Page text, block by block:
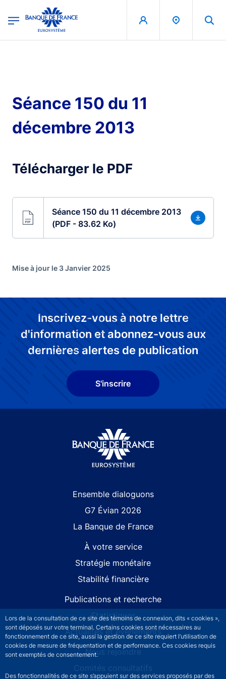
Lors de la consultation de ce site des témoins de connexion, dits « cookies »,
sont déposés sur votre terminal. Certains cookies sont nécessaires au
fonctionnement de ce site, aussi la gestion de ce site requiert l’utilisation de
cookies de mesure de fréquentation et de performance. Ces cookies requis
sont exemptés de consentement.
Des fonctionnalités de ce site s’appuient sur des services proposés par des
Banque de France - Menu Principal
Séance 150 du 11
décembre 2013
Télécharger le PDF
Séance 150 du 11 décembre 2013
(PDF - 83.62 Ko)
Mise à jour le 3 Janvier 2025
Inscrivez-vous à notre lettre
d'information et abonnez-vous aux
dernières alertes de publication
S'inscrire
Ensemble dialoguons
G7 Évian 2026
La Banque de France
À votre service
Stratégie monétaire
Stabilité financière
Publications et recherche
Statistiques
Actualités et événements
Nous rejoindre
Comités consultatifs